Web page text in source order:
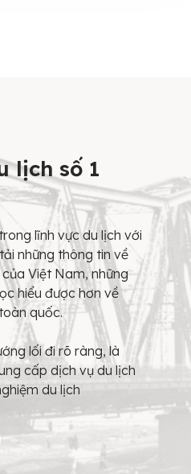
lịch số 1
lĩnh vực du lịch với
những thông tin về
Việt Nam, những
hiểu được hơn về
quốc.
lối đi rõ ràng, là
cấp dịch vụ du lịch
du lịch